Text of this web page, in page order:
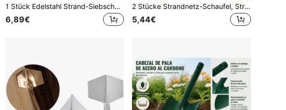
1 Stück Edelstahl Strand-Siebschaufel mit Mehrzweck-Maschenfilter - Gartenerdsieb mit Griff - Gartensieb, Strandsieb-Schaufel für Muscheln, Haizahn-Siebung, ideal für Sand, Steine, Erde, Kompost - perfekt für den Gartengebrauch
6,89€
2 Stücke Strandnetz-Schaufel, Strandtasche zum Filtern von Sand, Muschelsammel-Schaufel zum Aufsammeln von Muscheln, Haifischzahn-Filter, Strandspielzeug, geeignet für Sommerstrände, Schwimmbäder, Outdoor-Camping (Multifunktionsschaufel kann als Katzenstreu-Schaufel verwendet werden)
5,44€